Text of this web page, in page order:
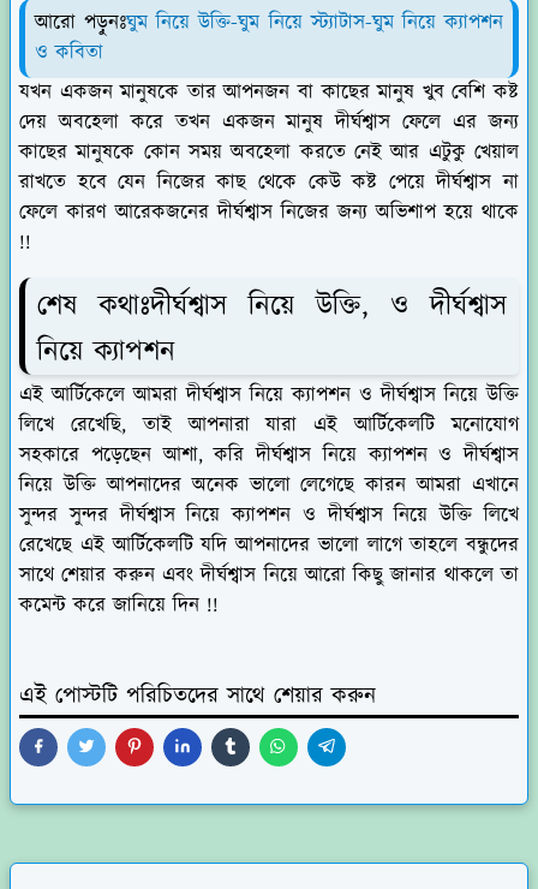
আরো পড়ুনঃঘুম নিয়ে উক্তি-ঘুম নিয়ে স্ট্যাটাস-ঘুম নিয়ে ক্যাপশন
ও কবিতা
যখন একজন মানুষকে তার আপনজন বা কাছের মানুষ খুব বেশি কষ্ট
দেয় অবহেলা করে তখন একজন মানুষ দীর্ঘশ্বাস ফেলে এর জন্য
কাছের মানুষকে কোন সময় অবহেলা করতে নেই আর এটুকু খেয়াল
রাখতে হবে যেন নিজের কাছ থেকে কেউ কষ্ট পেয়ে দীর্ঘশ্বাস না
ফেলে কারণ আরেকজনের দীর্ঘশ্বাস নিজের জন্য অভিশাপ হয়ে থাকে
!!
শেষ কথাঃদীর্ঘশ্বাস নিয়ে উক্তি, ও দীর্ঘশ্বাস
নিয়ে ক্যাপশন
এই আর্টিকেলে আমরা দীর্ঘশ্বাস নিয়ে ক্যাপশন ও দীর্ঘশ্বাস নিয়ে উক্তি
লিখে রেখেছি, তাই আপনারা যারা এই আর্টিকেলটি মনোযোগ
সহকারে পড়েছেন আশা, করি দীর্ঘশ্বাস নিয়ে ক্যাপশন ও দীর্ঘশ্বাস
নিয়ে উক্তি আপনাদের অনেক ভালো লেগেছে কারন আমরা এখানে
সুন্দর সুন্দর দীর্ঘশ্বাস নিয়ে ক্যাপশন ও দীর্ঘশ্বাস নিয়ে উক্তি লিখে
রেখেছে এই আর্টিকেলটি যদি আপনাদের ভালো লাগে তাহলে বন্ধুদের
সাথে শেয়ার করুন এবং দীর্ঘশ্বাস নিয়ে আরো কিছু জানার থাকলে তা
কমেন্ট করে জানিয়ে দিন !!
এই পোস্টটি পরিচিতদের সাথে শেয়ার করুন